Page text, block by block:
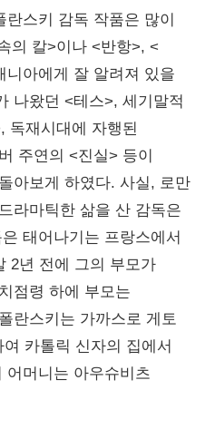
란스키 감독 작품은 많이
의 칼>이나 <반항>, <
니아에게 잘 알려져 있을
나왔던 <테스>, 세기말적
독재시대에 자행된
주연의 <진실> 등이
아보게 하였다. 사실, 로만
라마틱한 삶을 산 감독은
태어나기는 프랑스에서
2년 전에 그의 부모가
점령 하에 부모는
란스키는 가까스로 게토
카톨릭 신자의 집에서
어머니는 아우슈비츠